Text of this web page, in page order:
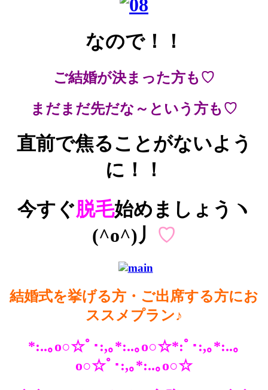
なので！！
ご結婚が決まった方も♡
まだまだ先だな～という方も♡
直前で焦ることがないよう
に！！
今すぐ脱毛始めましょうヽ
(^o^)丿 ♡
結婚式を挙げる方・ご出席する方にお
ススメプラン♪
*:..｡o○☆ﾟ･:,｡*:..｡o○☆*:ﾟ･:,｡*:..｡
o○☆ﾟ･:,｡*:..｡o○☆